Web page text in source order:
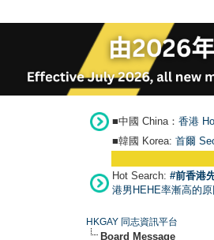
■中國 China： 香港
■韓國 Korea: 首爾
Hot Search: #前香港
港男HEHE率漸高的原
HKGAY 同志資訊平台
Board Message